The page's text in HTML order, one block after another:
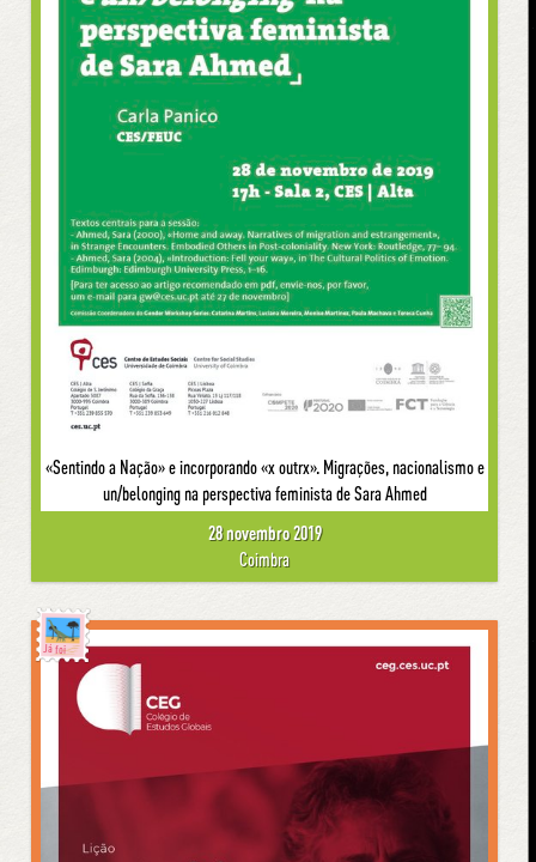
«Sentindo a Nação» e incorporando «x outrx». Migrações, nacionalismo e
un/belonging na perspectiva feminista de Sara Ahmed
28 novembro 2019
Coimbra
Já foi